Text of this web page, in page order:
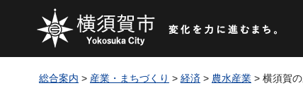
総合案内 > 産業・まちづくり > 経済 > 農水産業 > 横須賀